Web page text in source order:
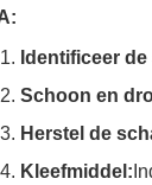
Identificeer
Schoon en
Herstel de
Kleefmiddel: